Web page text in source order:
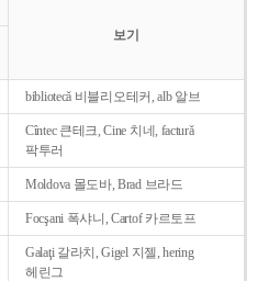
보기
bibliotecǎ 비블리오테커, alb 알브
Cîntec 큰테크, Cine 치네, facturǎ
팍투러
Moldova 몰도바, Brad 브라드
Focşani 폭샤니, Cartof 카르토프
Galaţi 갈라치, Gigel 지젤, hering
헤린그